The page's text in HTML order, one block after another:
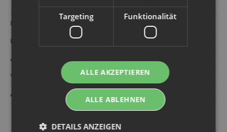
Artikelnummer:
Versandgewicht‍: 0,04 kg
Artikelgewicht‍:
Targeting Funktionalität
ALLE AKZEPTIEREN
ALLE ABLEHNEN
DETAILS ANZEIGEN